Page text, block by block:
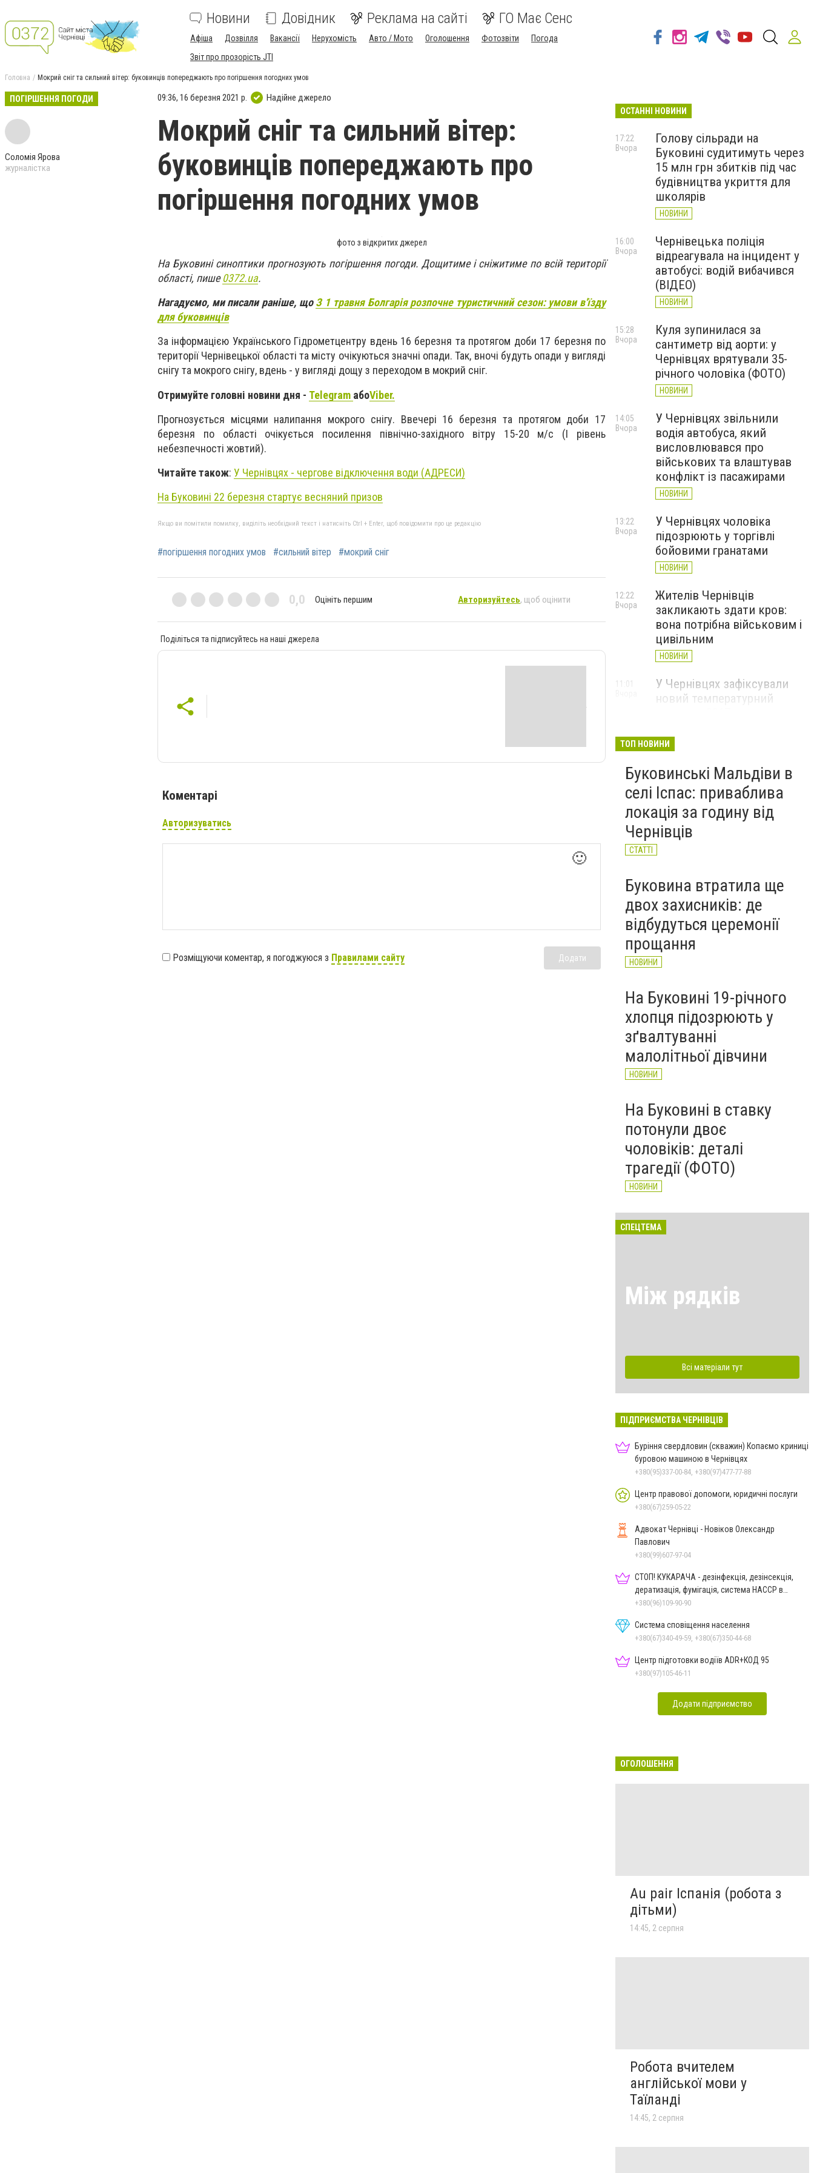
Новини Довідник Реклама на сайті ГО Має Сенс
Афіша Дозвілля Вакансії Нерухомість Авто / Мото Оголошення Фотозвіти
Погода
Звіт про прозорість JTI
Головна Мокрий сніг та сильний вітер: буковинців попереджають про погіршення погодних умов
ПОГІРШЕННЯ ПОГОДИ
Соломія Ярова
журналістка
09:36, 16 березня 2021 р. Надійне джерело
Мокрий сніг та сильний вітер:
буковинців попереджають про
погіршення погодних умов
фото з відкритих джерел
На Буковині синоптики прогнозують погіршення погоди. Дощитиме і сніжитиме по всій території
області, пише0372.ua.
Нагадуємо, ми писали раніше, щоЗ 1 травня Болгарія розпочне туристичний сезон: умови в'їзду
для буковинців
За інформацією Українського Гідрометцентру вдень 16 березня та протягом доби 17 березня по
території Чернівецької області та місту очікуються значні опади. Так, вночі будуть опади у вигляді
снігу та мокрого снігу, вдень - у вигляді дощу з переходом в мокрий сніг.
Отримуйте головні новини дня - Telegram абоViber.
Прогнозується місцями налипання мокрого снігу. Ввечері 16 березня та протягом доби 17
березня по області очікується посилення північно-західного вітру 15-20 м/с (І рівень
небезпечності жовтий).
Читайте також: У Чернівцях - чергове відключення води (АДРЕСИ)
На Буковині 22 березня стартує весняний призов
Якщо ви помітили помилку, виділіть необхідний текст і натисніть Ctrl + Enter, щоб повідомити про це редакцію
#погіршення погодних умов #сильний вітер #мокрий сніг
0,0 Оцініть першим Авторизуйтесь, щоб оцінити
Поділіться та підписуйтесь на наші джерела
Коментарі
Авторизуватись
🙂
Розміщуючи коментар, я погоджуюся з Правилами сайту Додати
ОСТАННІ НОВИНИ
Голову сільради на
Буковині судитимуть через
15 млн грн збитків під час
будівництва укриття для
школярів
НОВИНИ
17:22
Вчора
Чернівецька поліція
відреагувала на інцидент у
автобусі: водій вибачився
(ВІДЕО)
НОВИНИ
16:00
Вчора
Куля зупинилася за
сантиметр від аорти: у
Чернівцях врятували 35-
річного чоловіка (ФОТО)
НОВИНИ
15:28
Вчора
У Чернівцях звільнили
водія автобуса, який
висловлювався про
військових та влаштував
конфлікт із пасажирами
НОВИНИ
14:05
Вчора
У Чернівцях чоловіка
підозрюють у торгівлі
бойовими гранатами
НОВИНИ
13:22
Вчора
Жителів Чернівців
закликають здати кров:
вона потрібна військовим і
цивільним
НОВИНИ
12:22
Вчора
У Чернівцях зафіксували
новий температурний
11:01
області обмежили рух
великовагового транспорту
НОВИНИ
Вчора
ТОП НОВИНИ
Буковинські Мальдіви в
селі Іспас: приваблива
локація за годину від
Чернівців
СТАТТІ
Буковина втратила ще
двох захисників: де
відбудуться церемонії
прощання
НОВИНИ
На Буковині 19-річного
хлопця підозрюють у
зґвалтуванні
малолітньої дівчини
НОВИНИ
На Буковині в ставку
потонули двоє
чоловіків: деталі
трагедії (ФОТО)
НОВИНИ
СПЕЦТЕМА
Між рядків
Всі матеріали тут
ПІДПРИЄМСТВА ЧЕРНІВЦІВ
Буріння свердловин (скважин) Копаємо криниці
буровою машиною в Чернівцях
+380(95)337-00-84, +380(97)477-77-88
Центр правової допомоги, юридичні послуги
+380(67)259-05-22
Адвокат Чернівці - Новіков Олександр
Павлович
+380(99)607-97-04
СТОП! КУКАРАЧА - дезінфекція, дезінсекція,
дератизація, фумігація, система HACCP в
Чернівцях
+380(96)109-90-90
Система сповіщення населення
+380(67)340-49-59, +380(67)350-44-68
Центр підготовки водіїв ADR+КОД 95
+380(97)105-46-11
Додати підприємство
ОГОЛОШЕННЯ
Au pair Іспанія (робота з
дітьми)
14:45, 2 серпня
Робота вчителем
англійської мови у
Таїланді
14:45, 2 серпня